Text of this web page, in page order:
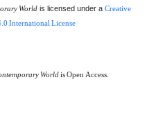
Worldis licensed under a Creative
International License
Worldis Open Access.